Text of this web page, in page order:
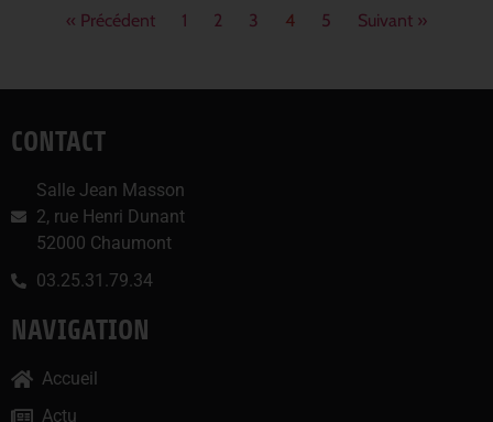
« Précédent 1 2 3 4 5 Suivant »
CONTACT
Salle Jean Masson
2, rue Henri Dunant
52000 Chaumont
03.25.31.79.34
NAVIGATION
Accueil
Actu